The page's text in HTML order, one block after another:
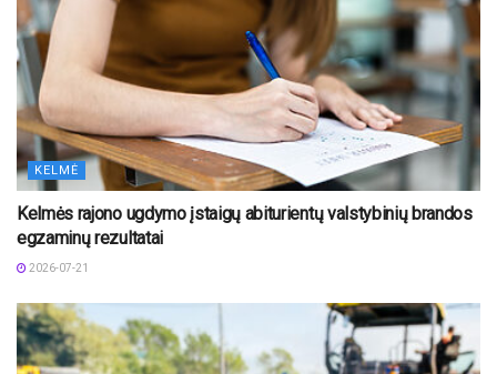
KELMĖ
Kelmės rajono ugdymo įstaigų abiturientų valstybinių brandos
egzaminų rezultatai
2026-07-21